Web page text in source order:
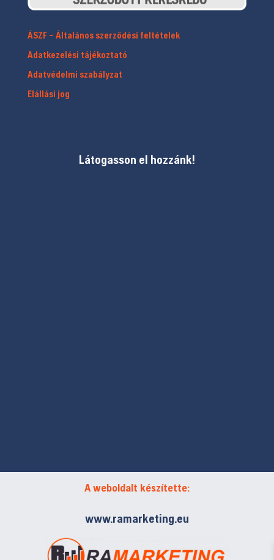
ÁSZF – Általános szerződési feltételek
Adatkezelési tájékoztató
Adatvédelmi szabályzat
Elállási jog
Látogasson el hozzánk!
A weboldalt készítette:
www.ramarketing.eu